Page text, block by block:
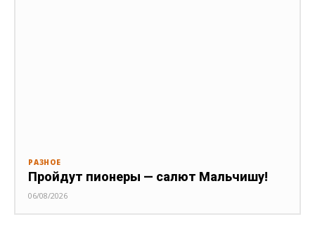
РАЗНОЕ
Пройдут пионеры — салют Мальчишу!
06/08/2026